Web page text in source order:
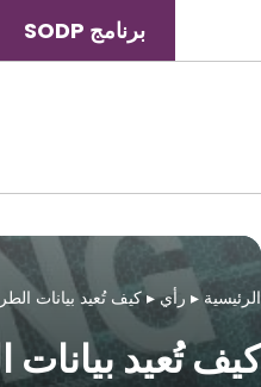
برنامج SODP
الرئيسية▸ رأي▸كيف تُعيد بيانات
كيف تُعيد